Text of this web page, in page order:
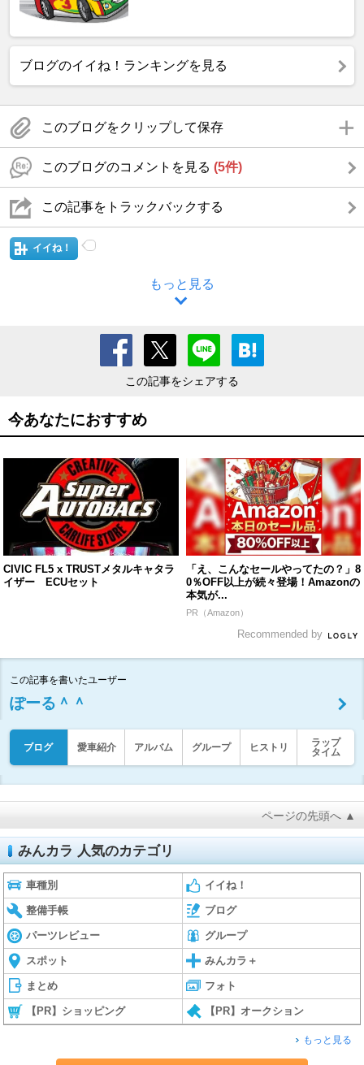
ブログのイイね！ランキングを見る
このブログをクリップして保存
このブログのコメントを見る (5件)
この記事をトラックバックする
イイね！
もっと見る
この記事をシェアする
今あなたにおすすめ
CIVIC FL5 x TRUSTメタルキャタラ
イザー ECUセット
「え、こんなセールやってたの？」8
0％OFF以上が続々登場！Amazonの
本気が...
PR（Amazon）
Recommended by
この記事を書いたユーザー
ぽーる＾＾
ブログ 愛車紹介 アルバム グループ ヒストリ
ラップ
タイム
ページの先頭へ ▲
みんカラ 人気のカテゴリ
車種別 イイね！
整備手帳 ブログ
パーツレビュー グループ
スポット みんカラ＋
まとめ フォト
【PR】ショッピング 【PR】オークション
もっと見る